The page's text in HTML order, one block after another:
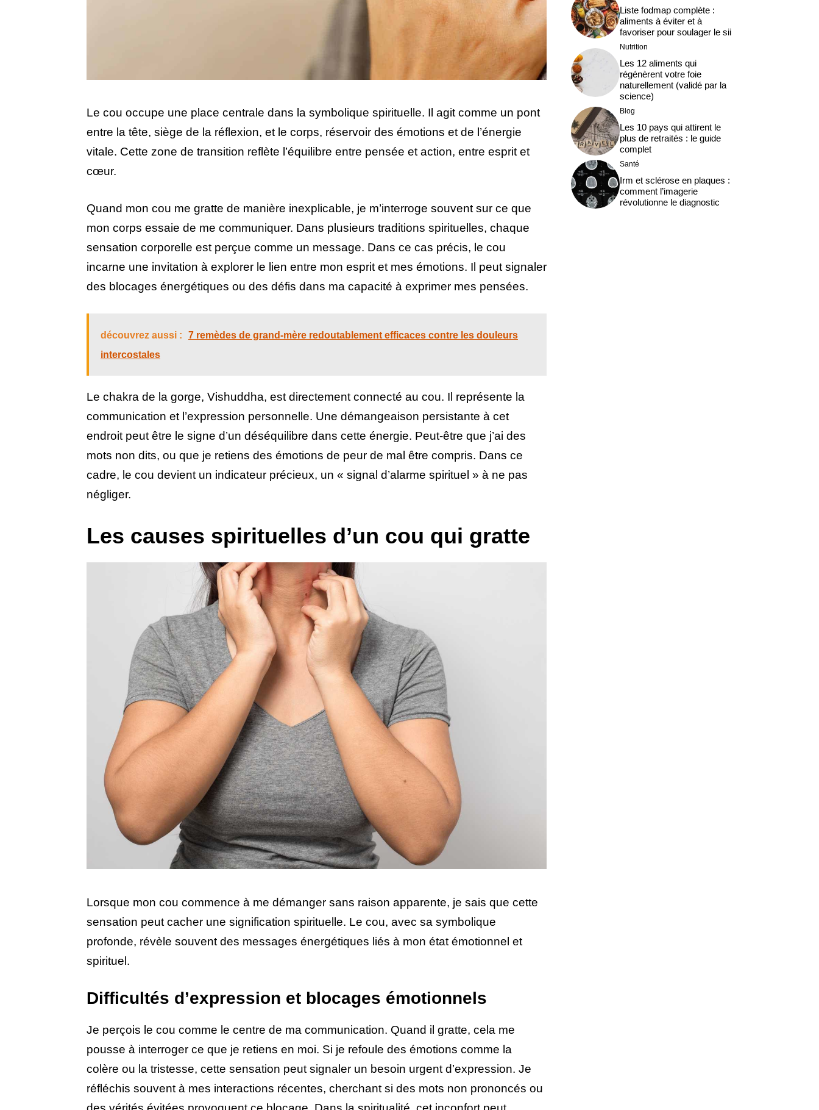
Le cou occupe une place centrale dans la symbolique spirituelle. Il agit comme un pont
entre la tête, siège de la réflexion, et le corps, réservoir des émotions et de l’énergie
vitale. Cette zone de transition reflète l’équilibre entre pensée et action, entre esprit et
cœur.
Quand mon cou me gratte de manière inexplicable, je m’interroge souvent sur ce que
mon corps essaie de me communiquer. Dans plusieurs traditions spirituelles, chaque
sensation corporelle est perçue comme un message. Dans ce cas précis, le cou
incarne une invitation à explorer le lien entre mon esprit et mes émotions. Il peut signaler
des blocages énergétiques ou des défis dans ma capacité à exprimer mes pensées.
découvrez aussi :
7 remèdes de grand-mère redoutablement efficaces contre les douleurs
intercostales
Le chakra de la gorge, Vishuddha, est directement connecté au cou. Il représente la
communication et l’expression personnelle. Une démangeaison persistante à cet
endroit peut être le signe d’un déséquilibre dans cette énergie. Peut-être que j’ai des
mots non dits, ou que je retiens des émotions de peur de mal être compris. Dans ce
cadre, le cou devient un indicateur précieux, un « signal d’alarme spirituel » à ne pas
négliger.
Les causes spirituelles d’un cou qui gratte
Lorsque mon cou commence à me démanger sans raison apparente, je sais que cette
sensation peut cacher une signification spirituelle. Le cou, avec sa symbolique
profonde, révèle souvent des messages énergétiques liés à mon état émotionnel et
spirituel.
Difficultés d’expression et blocages émotionnels
Je perçois le cou comme le centre de ma communication. Quand il gratte, cela me
pousse à interroger ce que je retiens en moi. Si je refoule des émotions comme la
colère ou la tristesse, cette sensation peut signaler un besoin urgent d’expression. Je
réfléchis souvent à mes interactions récentes, cherchant si des mots non prononcés ou
Liste fodmap complète :
aliments à éviter et à
favoriser pour soulager le sii
Nutrition
Les 12 aliments qui
régénèrent votre foie
naturellement (validé par la
science)
Blog
Les 10 pays qui attirent le
plus de retraités : le guide
complet
Santé
Irm et sclérose en plaques :
comment l’imagerie
révolutionne le diagnostic